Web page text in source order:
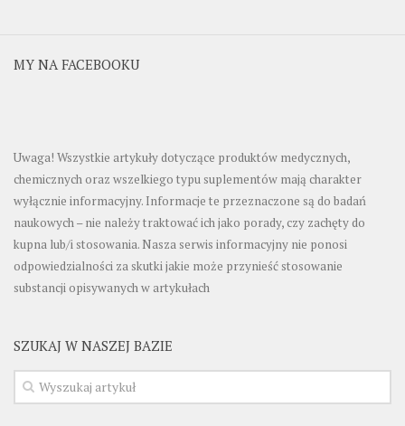
MY NA FACEBOOKU
Uwaga! Wszystkie artykuły dotyczące produktów medycznych,
chemicznych oraz wszelkiego typu suplementów mają charakter
wyłącznie informacyjny. Informacje te przeznaczone są do badań
naukowych – nie należy traktować ich jako porady, czy zachęty do
kupna lub/i stosowania. Nasza serwis informacyjny nie ponosi
odpowiedzialności za skutki jakie może przynieść stosowanie
substancji opisywanych w artykułach
SZUKAJ W NASZEJ BAZIE